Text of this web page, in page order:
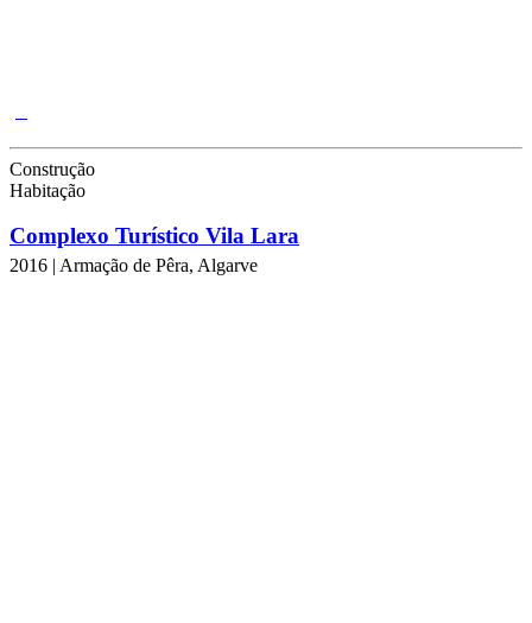
Construção
Habitação
Complexo Turístico Vila Lara
2016 | Armação de Pêra, Algarve